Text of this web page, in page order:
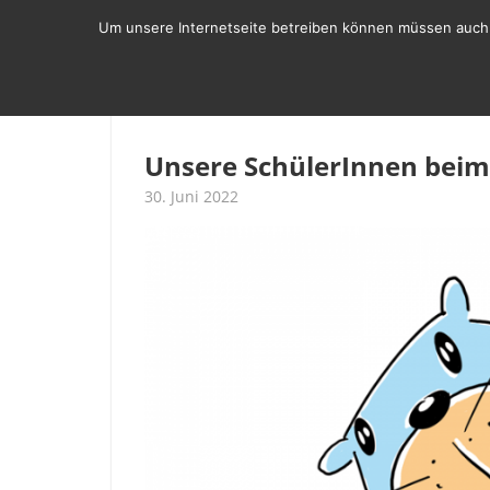
Unsere SchülerInnen
30. Juni 2022
Um unsere Internetseite betreiben können müssen